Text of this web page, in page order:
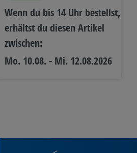
Wenn du bis 14 Uhr bestellst,
erhältst du diesen Artikel
zwischen:
Mo. 10.08. - Mi. 12.08.2026